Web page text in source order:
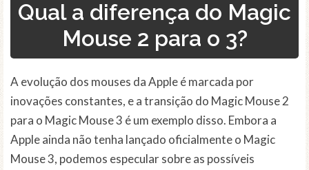
Qual a diferença do Magic
Mouse 2 para o 3?
A evolução dos mouses da Apple é marcada por
inovações constantes, e a transição do Magic Mouse 2
para o Magic Mouse 3 é um exemplo disso. Embora a
Apple ainda não tenha lançado oficialmente o Magic
Mouse 3, podemos especular sobre as possíveis